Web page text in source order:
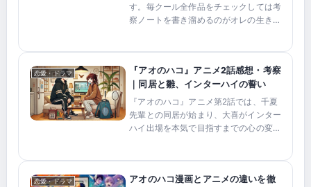
す。毎クール全作品をチェックしては考
察ノートを書き溜めるのがオレの生きが
盾した展開にはズバッと辛...
恋愛・ドラマ
『アオのハコ』アニメ2話感想・考察
｜同居と雛、インターハイの誓い
『アオのハコ』アニメ第2話では、千夏
先輩との同居が始まり、大喜がインター
ハイ出場を本気で目指すまでの心の変化
瞬間まで、青春部活ラブス...
恋愛・ドラマ
アオのハコ漫画とアニメの違いを徹